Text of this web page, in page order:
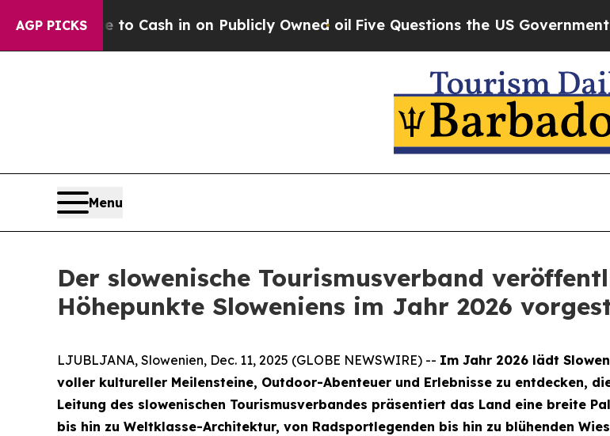
AGP PICKSto Cash in on Publicly Owned oilFive Questions the US Government
Menu
Der slowenische Tourismusverband
Höhepunkte Sloweniens im Jahr 2026
LJUBLJANA, Slowenien, Dec. 11, 2025 (GLOBE NEWSWIRE) -- Im Jahr 2026 lädt
voller kultureller Meilensteine, Outdoor-Abenteuer und Erlebnisse zu entdecken,
Leitung des slowenischen Tourismusverbandes präsentiert das Land eine breite
bis hin zu Weltklasse-Architektur, von Radsportlegenden bis hin zu blühenden